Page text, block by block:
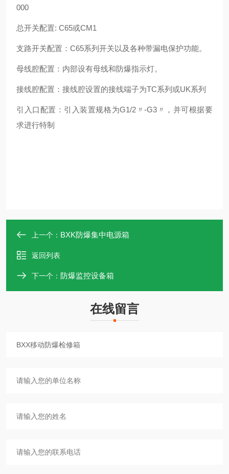
000
总开关配置: C65或CM1
支路开关配置：C65系列开关以及各种带漏电保护功能。
母线腔配置：内部设有母线和防爆指示灯。
接线腔配置：接线腔设置的接线端子为TC系列或UK系列
引入口配置：引入装置规格为G1/2〃-G3〃，并可根据要
求进行特制
上一个： BXK防爆集中电源箱
返回列表
下一个： 防爆监控设备箱
在线留言